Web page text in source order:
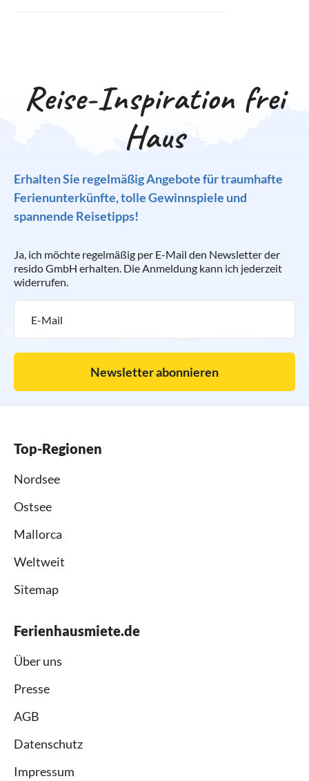
Reise-Inspiration frei
Haus
Erhalten Sie regelmäßig Angebote für traumhafte
Ferienunterkünfte, tolle Gewinnspiele und
spannende Reisetipps!
Ja, ich möchte regelmäßig per E-Mail den Newsletter der
resido GmbH erhalten. Die Anmeldung kann ich jederzeit
widerrufen.
Newsletter abonnieren
Top-Regionen
Nordsee
Ostsee
Mallorca
Weltweit
Sitemap
Ferienhausmiete.de
Über uns
Presse
AGB
Datenschutz
Impressum